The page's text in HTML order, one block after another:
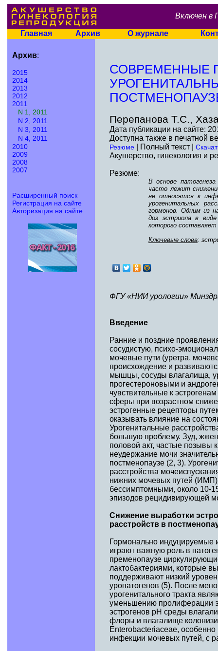
Включен в
Главная Архив О журнале
Архив:
2015
2014
2013
2012
2011
N 1, 2011
N 2, 2011
N 3, 2011
N 4, 2011
2010
2009
2008
2007
Расширенный поиск
Регистрация на сайте
Авторизация на сайте
СОВРЕМЕННЫЕ
Перепанова Т.С.,
Дата публикации на сайте:
Доступна также в печатной
Резюме | Полный текст |
Акушерство, гинекология и
Резюме:
В основе
часто лежит
не относятся к
урогенитальных
гормонов. Одним из
доз эстриола в
которого
Ключевые слова:
ФГУ «НИИ урологии»
Введение
Ранние и поздние
сосудистую, психо-
мочевые пути (уретра,
происхождение и
мышцы, сосуды влагалища,
прогестероновыми и
чувствительные к
сферы при возрастном
эстрогенные рецепторы
оказывать влияние на
Урогенитальные
большую проблему. Зуд,
половой акт, частые позывы
неудержание мочи
постменопаузе (2, 3).
расстройства
нижних мочевых путей
бессимптомными, около 10-
эпизодов рецидивирующей
Снижение выработки
расстройств в
Гормонально индуцируемые
играют важную роль в
пременопаузе
лактобактериями, которые
поддерживают низкий
уропатогенов (5). После
урогенитального тракта
уменьшению пролиферации
эстрогенов рН среды
флоры и влагалище
Enterobacteriaceae,
инфекции мочевых путей, с